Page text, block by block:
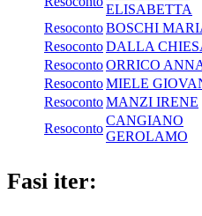
ELISABETTA
ResocontoBOSCHI
ResocontoDALLA
ResocontoORRICO
ResocontoMIELE
ResocontoMANZI IRENE
Resoconto
CANGIANO
GEROLAMO
Fasi iter: